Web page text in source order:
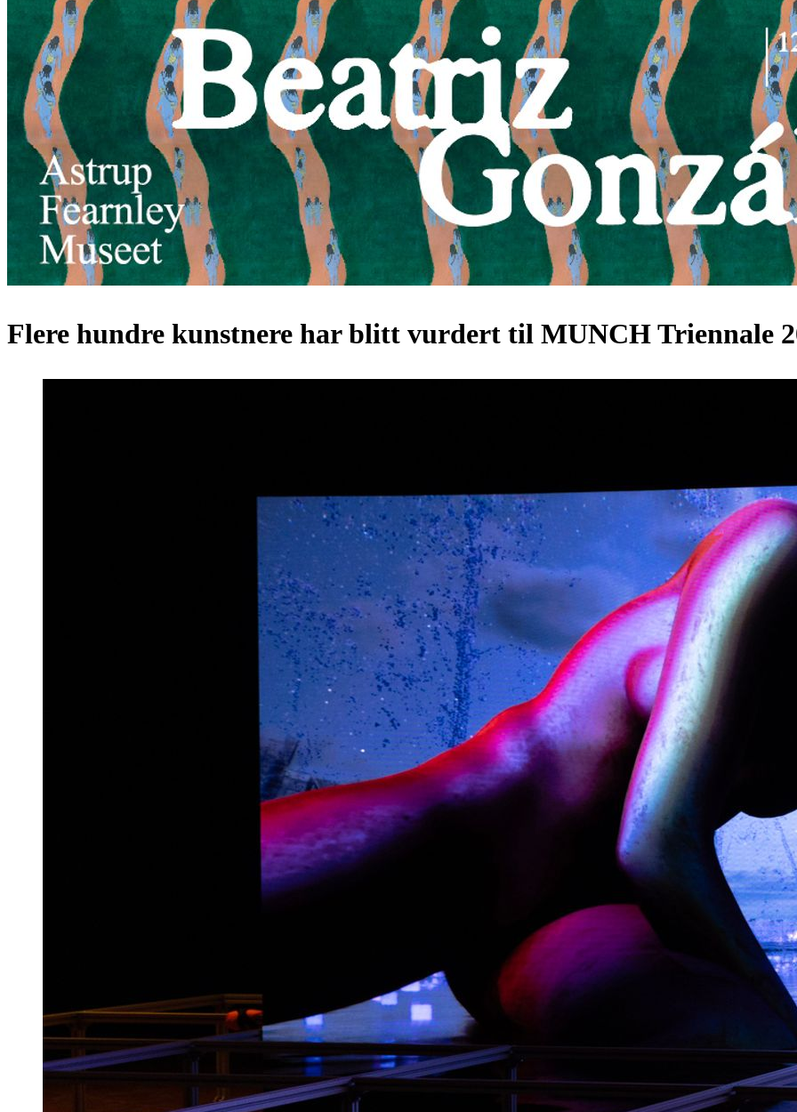
Flere hundre kunstnere har blitt vurdert til MUNCH Triennale